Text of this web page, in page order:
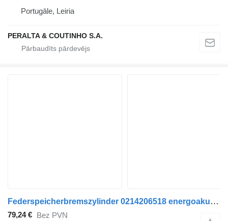
Portugāle, Leiria
PERALTA & COUTINHO S.A.
Federspeicherbremszylinder 0214206518 energoakumulators paredzēts Mercedes-Benz Benz Atego kravas automašīnas
79,24 € Bez PVN